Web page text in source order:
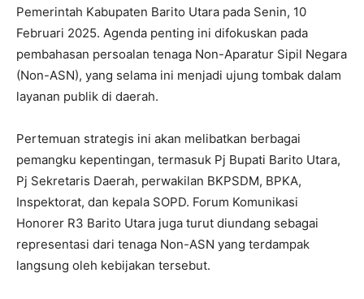
Pemerintah Kabupaten Barito Utara pada Senin, 10
Februari 2025. Agenda penting ini difokuskan pada
pembahasan persoalan tenaga Non-Aparatur Sipil Negara
(Non-ASN), yang selama ini menjadi ujung tombak dalam
layanan publik di daerah.
Pertemuan strategis ini akan melibatkan berbagai
pemangku kepentingan, termasuk Pj Bupati Barito Utara,
Pj Sekretaris Daerah, perwakilan BKPSDM, BPKA,
Inspektorat, dan kepala SOPD. Forum Komunikasi
Honorer R3 Barito Utara juga turut diundang sebagai
representasi dari tenaga Non-ASN yang terdampak
langsung oleh kebijakan tersebut.